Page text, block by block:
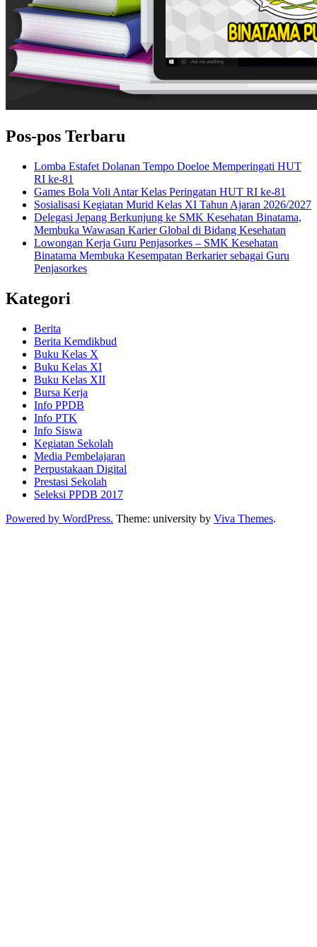
Pos-pos Terbaru
Lomba Estafet Dolanan Tempo Doeloe Memperingati HUT
RI ke-81
Games Bola Voli Antar Kelas Peringatan HUT RI ke-81
Sosialisasi Kegiatan Murid Kelas XI Tahun Ajaran 2026/2027
Delegasi Jepang Berkunjung ke SMK Kesehatan Binatama,
Membuka Wawasan Karier Global di Bidang Kesehatan
Lowongan Kerja Guru Penjasorkes – SMK Kesehatan
Binatama Membuka Kesempatan Berkarier sebagai Guru
Penjasorkes
Kategori
Berita
Berita Kemdikbud
Buku Kelas X
Buku Kelas XI
Buku Kelas XII
Bursa Kerja
Info PPDB
Info PTK
Info Siswa
Kegiatan Sekolah
Media Pembelajaran
Perpustakaan Digital
Prestasi Sekolah
Seleksi PPDB 2017
Powered by WordPress. Theme: university by Viva Themes.